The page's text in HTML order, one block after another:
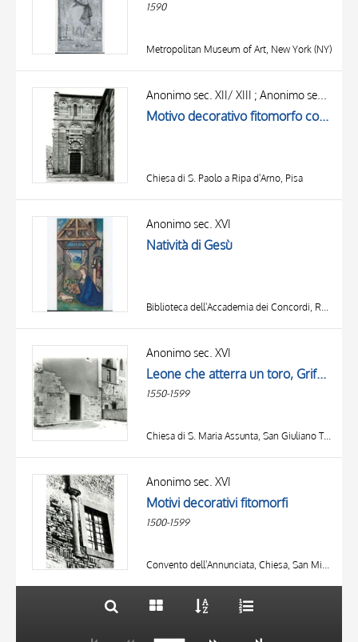
1590
Metropolitan Museum of Art, New York (NY)
Motivo decorativo fitomorfo con foglie d'acanto , Motivi decorativi geometrici, Croce Pisana, Aquila, Grifo, Cerimonia funebre pagana
Chiesa di S. Paolo a Ripa d'Arno, Pisa
Anonimo sec. XVI
Natività di Gesù
Biblioteca dell'Accademia dei Concordi, Rovigo
Anonimo sec. XVI
Leone che atterra un toro, Grifone alato, Festoni, Figura seduta
1550-1599
Chiesa di S. Maria Assunta, San Giuliano Terme
Anonimo sec. XVI
Motivi decorativi fitomorfi
1500-1599
Convento dell'Annunciata, Chiesa, San Miniato
TITOLO
OGGETTO
20 RISULTATI